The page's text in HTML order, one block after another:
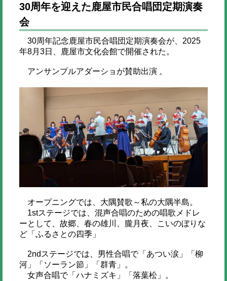
30周年を迎えた鹿屋市民合唱団定期演奏
会
30周年記念鹿屋市民合唱団定期演奏会が、2025
年8月3日、鹿屋市文化会館で開催された。
アンサンプルアダーショが賛助出演 。
オープニングでは、大隅賛歌～私の大隅半島。
1stステージでは、混声合唱のための唱歌メドレ
ーとして、故郷、春の雄川、朧月夜、こいのぼりな
ど「ふるさとの四季」
2ndステージでは、男性合唱で「あつい涙」「柳
河」「ソーラン節」「群青」。
女声合唱で「ハナミズキ」「落葉松」。